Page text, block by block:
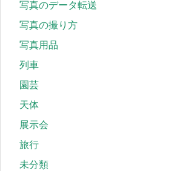
写真のデータ転送
写真の撮り方
写真用品
列車
園芸
天体
展示会
旅行
未分類